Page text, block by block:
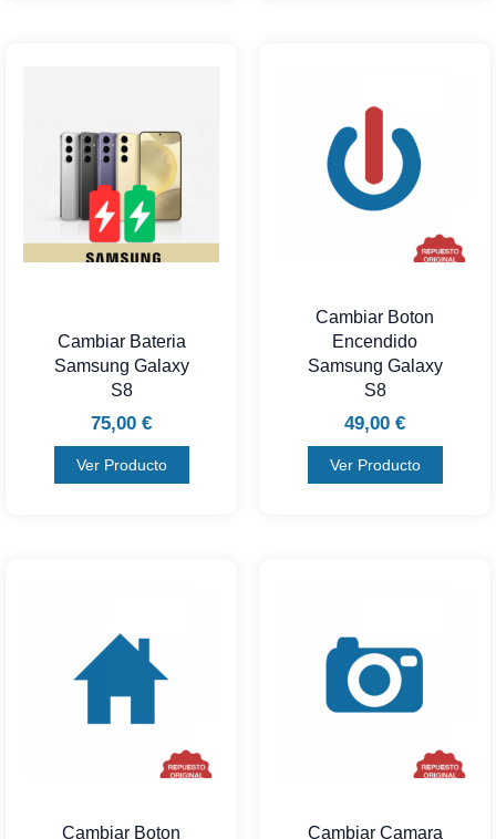
Cambiar Bateria
Samsung Galaxy
S8
75,00 €
Ver Producto
Cambiar Boton
Encendido
Samsung Galaxy
S8
49,00 €
Ver Producto
Cambiar Boton
Cambiar Camara